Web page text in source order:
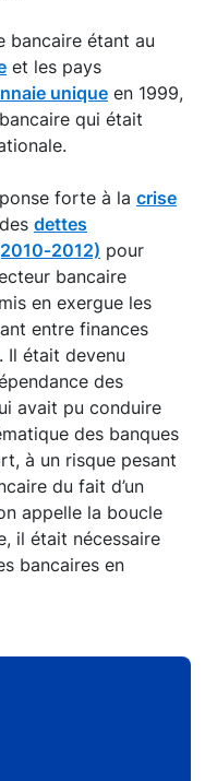
bancaire étant au
et les pays
unique en 1999,
qui était
forte à la crise
dettes
pour
bancaire
en exergue les
entre finances
Il était devenu
des
avait pu conduire
des banques
à un risque pesant
du fait d’un
appelle la boucle
il était nécessaire
bancaires en